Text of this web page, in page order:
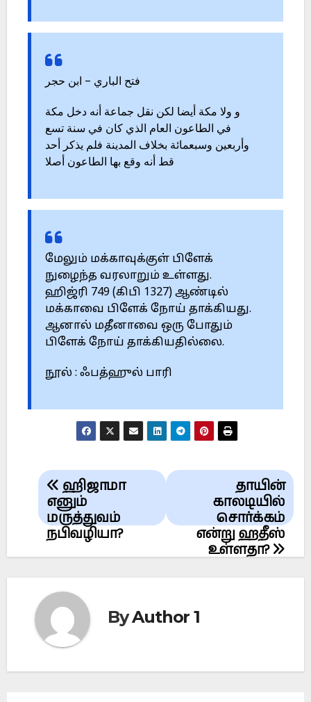
فتح الباري – ابن حجر
و ولا مكة أيضا لكن نقل جماعة أنه دخل مكة
في الطاعون العام الذي كان في سنة تسع
وأربعين وسبعمائة بخلاف المدينة فلم يذكر أحد
قط أنه وقع بها الطاعون أصلا
மேலும் மக்காவுக்குள் பிளேக்
நுழைந்த வரலாறும் உள்ளது.
ஹிஜ்ரி 749 (கிபி 1327) ஆண்டில்
மக்காவை பிளேக் நோய் தாக்கியது.
ஆனால் மதீனாவை ஒரு போதும்
பிளேக் நோய் தாக்கியதில்லை.
நூல் : ஃபத்ஹுல் பாரி
Post
navigation
தாயின்
காலடியில்
சொர்க்கம்
என்று ஹதீஸ்
உள்ளதா?
ஹிஜாமா
எனும்
மருத்துவம்
நபிவழியா?
ByAuthor 1